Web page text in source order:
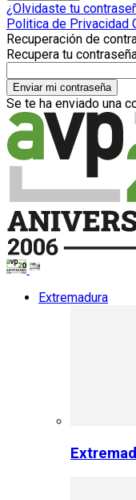
¿Olvidaste tu
Politica de Privacidad
Recuperación de
Recupera tu
Se te ha enviado una
Extremadura